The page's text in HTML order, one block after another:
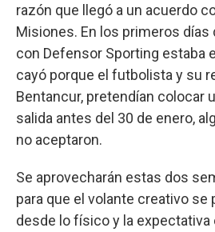
razón que llegó a un acuerdo
Misiones. En los primeros días
con Defensor Sporting estaba
cayó porque el futbolista y su
Bentancur, pretendían colocar
salida antes del 30 de enero,
no aceptaron.
Se aprovecharán estas dos
para que el volante creativo se
desde lo físico y la expectativa